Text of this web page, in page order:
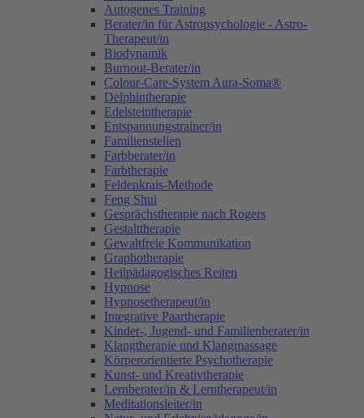
Autogenes Training
Berater/in für Astropsychologie - Astro-
Therapeut/in
Biodynamik
Burnout-Berater/in
Colour-Care-System Aura-Soma®
Delphintherapie
Edelsteintherapie
Entspannungstrainer/in
Familienstellen
Farbberater/in
Farbtherapie
Feldenkrais-Methode
Feng Shui
Gesprächstherapie nach Rogers
Gestalttherapie
Gewaltfreie Kommunikation
Graphotherapie
Heilpädagogisches Reiten
Hypnose
Hypnosetherapeut/in
Integrative Paartherapie
Kinder-, Jugend- und Familienberater/in
Klangtherapie und Klangmassage
Körperorientierte Psychotherapie
Kunst- und Kreativtherapie
Lernberater/in & Lerntherapeut/in
Meditationsleiter/in